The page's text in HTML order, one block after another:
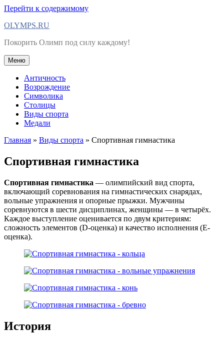
Перейти к содержимому
OLYMPS.RU
Покорить Олимп под силу каждому!
Меню
Античность
Возрождение
Символика
Столицы
Виды спорта
Медали
Главная » Виды спорта » Спортивная гимнастика
Спортивная гимнастика
Спортивная гимнастика — олимпийский вид спорта,
включающий соревнования на гимнастических снарядах,
вольные упражнения и опорные прыжки. Мужчины
соревнуются в шести дисциплинах, женщины — в четырёх.
Каждое выступление оценивается по двум критериям:
сложность элементов (D-оценка) и качество исполнения (E-
оценка).
История